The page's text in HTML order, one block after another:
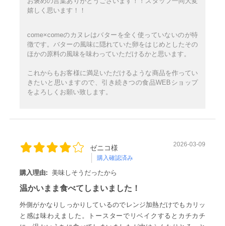
嬉しく思います！！
come×comeのカヌレはバターを全く使っていないのが特
徴です。バターの風味に隠れていた卵をはじめとしたその
ほかの原料の風味を味わっていただけるかと思います。
これからもお客様に満足いただけるような商品を作ってい
きたいと思いますので、引き続きつの食品WEBショップ
をよろしくお願い致します。
ゼニコ様
購入確認済み
2026-03-09
購入理由: 美味しそうだったから
温かいまま食べてしまいました！
外側がかなりしっかりしているのでレンジ加熱だけでもカリッ
と感は味わえました。トースターでリベイクするとカチカチ